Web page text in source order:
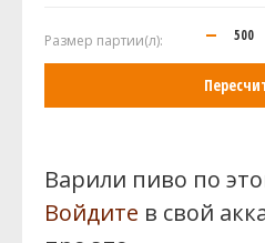
Размер партии(л):
Варили пиво по
Войдите в свой